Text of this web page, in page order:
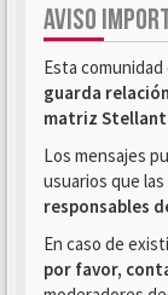
AVISO
Esta
guarda
matriz
Los mensajes
usuarios que
responsables
En caso de
por favor,